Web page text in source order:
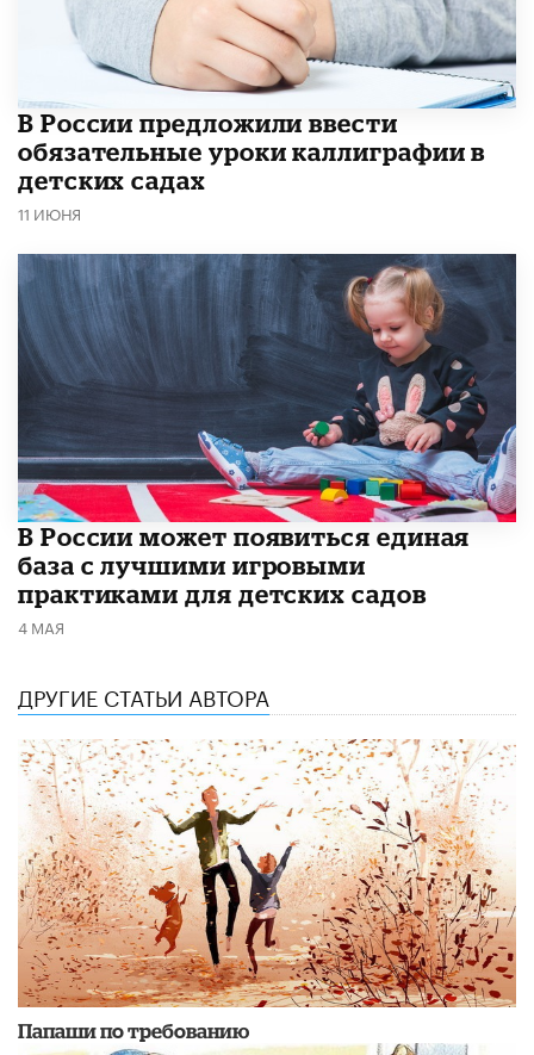
В России предложили ввести
обязательные уроки каллиграфии в
детских садах
11 ИЮНЯ
В России может появиться единая
база с лучшими игровыми
практиками для детских садов
4 МАЯ
ДРУГИЕ СТАТЬИ АВТОРА
Папаши по требованию